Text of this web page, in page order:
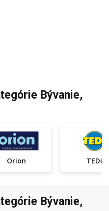
Bývanie,
Orion TEDi
Bývanie,